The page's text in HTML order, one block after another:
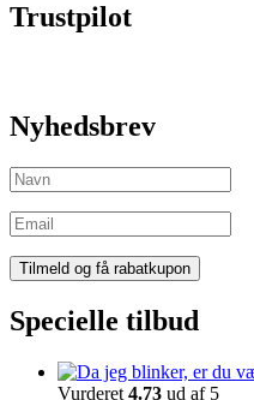
Trustpilot
Nyhedsbrev
Specielle tilbud
Vurderet 4.73 ud af 5